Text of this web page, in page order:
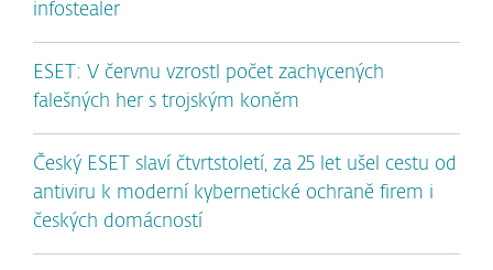
infostealer
ESET: V červnu vzrostl počet zachycených
falešných her s trojským koněm
Český ESET slaví čtvrtstoletí, za 25 let ušel cestu od
antiviru k moderní kybernetické ochraně firem i
českých domácností